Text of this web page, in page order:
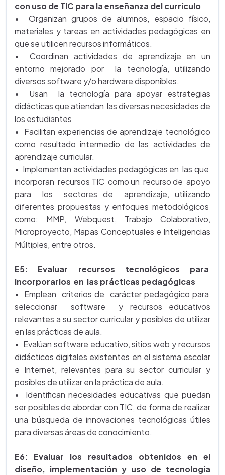
con uso de TIC para la enseñanza del currículo
• Organizan grupos de alumnos, espacio físico,
materiales y tareas en actividades pedagógicas en
que se utilicen recursos informáticos.
• Coordinan actividades de aprendizaje en un
entorno mejorado por la tecnología, utilizando
diversos software y/o hardware disponibles.
• Usan la tecnología para apoyar estrategias
didácticas que atiendan las diversas necesidades de
los estudiantes
• Facilitan experiencias de aprendizaje tecnológico
como resultado intermedio de las actividades de
aprendizaje curricular.
• Implementan actividades pedagógicas en las que
incorporan recursos TIC como un recurso de apoyo
para los sectores de aprendizaje, utilizando
diferentes propuestas y enfoques metodológicos
como: MMP, Webquest, Trabajo Colaborativo,
Microproyecto, Mapas Conceptuales e Inteligencias
Múltiples, entre otros.
E5: Evaluar recursos tecnológicos para
incorporarlos en las prácticas pedagógicas
• Emplean criterios de carácter pedagógico para
seleccionar software y recursos educativos
relevantes a su sector curricular y posibles de utilizar
en las prácticas de aula.
• Evalúan software educativo, sitios web y recursos
didácticos digitales existentes en el sistema escolar
e Internet, relevantes para su sector curricular y
posibles de utilizar en la práctica de aula.
• Identifican necesidades educativas que puedan
ser posibles de abordar con TIC, de forma de realizar
una búsqueda de innovaciones tecnológicas útiles
para diversas áreas de conocimiento.
E6: Evaluar los resultados obtenidos en el
diseño, implementación y uso de tecnología